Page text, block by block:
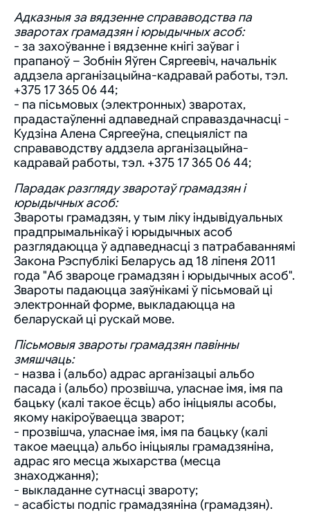
Адказныя за вядзенне справаводства па
зваротах грамадзян і юрыдычных асоб:
- за захоўванне і вядзенне кнігі заўваг і
прапаноў – Зобнін Яўген Сяргеевіч, начальнік
аддзела арганізацыйна-кадравай работы, тэл.
+375 17 365 06 44;
- па пісьмовых (электронных) зваротах,
прадастаўленні адпаведнай справаздачнасці -
Кудзіна Алена Сяргееўна, спецыяліст па
справаводству аддзела арганізацыйна-
кадравай работы, тэл. +375 17 365 06 44;
Парадак разгляду зваротаў грамадзян і
юрыдычных асоб:
Звароты грамадзян, у тым ліку індывідуальных
прадпрымальнікаў і юрыдычных асоб
разглядаюцца ў адпаведнасці з патрабаваннямі
Закона Рэспублікі Беларусь ад 18 ліпеня 2011
года "Аб звароце грамадзян і юрыдычных асоб".
Звароты падаюцца заяўнікамі ў пісьмовай ці
электроннай форме, выкладаюцца на
беларускай ці рускай мове.
Пісьмовыя звароты грамадзян павінны
змяшчаць:
- назва і (альбо) адрас арганізацыі альбо
пасада і (альбо) прозвішча, уласнае імя, імя па
бацьку (калі такое ёсць) або ініцыялы асобы,
якому накіроўваецца зварот;
- прозвішча, уласнае імя, імя па бацьку (калі
такое маецца) альбо ініцыялы грамадзяніна,
адрас яго месца жыхарства (месца
знаходжання);
- выкладанне сутнасці звароту;
- асабісты подпіс грамадзяніна (грамадзян).